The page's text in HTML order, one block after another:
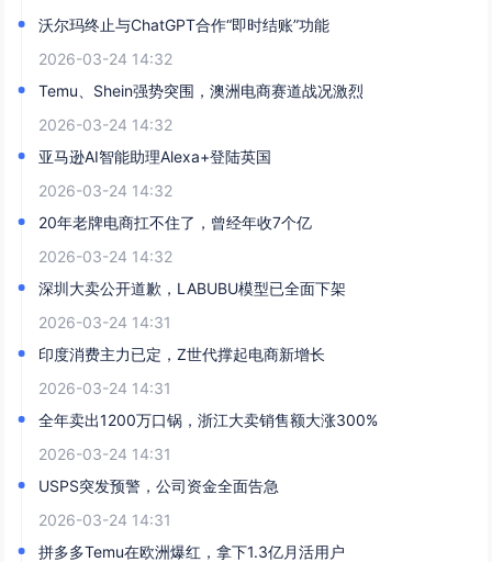
沃尔玛终止与ChatGPT合作“即时结账”功能
2026-03-24 14:32
Temu、Shein强势突围，澳洲电商赛道战况激烈
2026-03-24 14:32
亚马逊AI智能助理Alexa+登陆英国
2026-03-24 14:32
20年老牌电商扛不住了，曾经年收7个亿
2026-03-24 14:32
深圳大卖公开道歉，LABUBU模型已全面下架
2026-03-24 14:31
印度消费主力已定，Z世代撑起电商新增长
2026-03-24 14:31
全年卖出1200万口锅，浙江大卖销售额大涨300%
2026-03-24 14:31
USPS突发预警，公司资金全面告急
2026-03-24 14:31
拼多多Temu在欧洲爆红，拿下1.3亿月活用户